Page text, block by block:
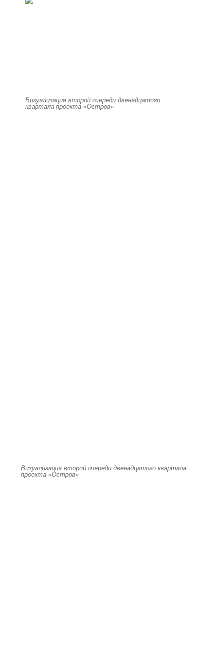
Визуализация второй очереди двенадцатого
квартала проекта «Остров»
Визуализация второй очереди двенадцатого квартала
проекта «Остров»